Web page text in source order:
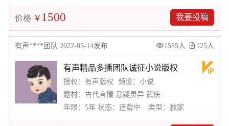
价格 ￥ 1500 我要投稿
有声****团队 2022-05-14发布 1585人 125人
有声精品多播团队诚征小说版权
授权：有声版权
频道：小说
题材：古代言情 悬疑灵异 武侠
年限：5年 状态：连载中 类型：独家